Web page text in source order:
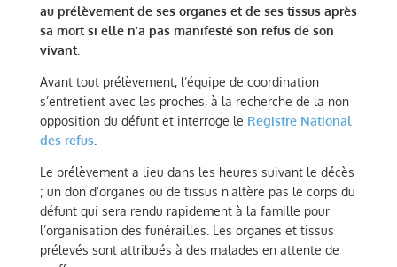
au prélèvement de ses organes et de ses tissus après
sa mort si elle n’a pas manifesté son refus de son
vivant.
Avant tout prélèvement, l’équipe de coordination
s’entretient avec les proches, à la recherche de la non
opposition du défunt et interroge le Registre National
des refus.
Le prélèvement a lieu dans les heures suivant le décès
; un don d’organes ou de tissus n’altère pas le corps du
défunt qui sera rendu rapidement à la famille pour
l’organisation des funérailles. Les organes et tissus
prélevés sont attribués à des malades en attente de